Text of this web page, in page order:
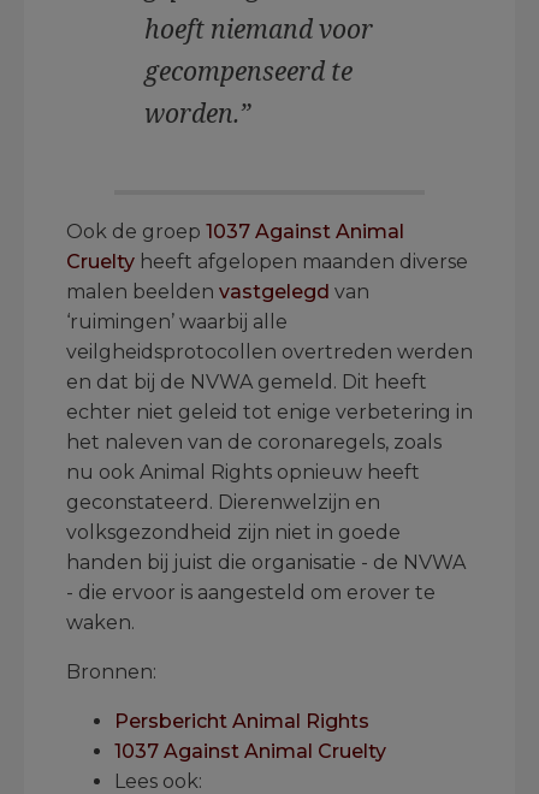
hoeft niemand voor
gecompenseerd te
worden.”
Ook de groep 1037 Against Animal
Cruelty heeft afgelopen maanden diverse
malen beelden vastgelegd van
‘ruimingen’ waarbij alle
veilgheidsprotocollen overtreden werden
en dat bij de NVWA gemeld. Dit heeft
echter niet geleid tot enige verbetering in
het naleven van de coronaregels, zoals
nu ook Animal Rights opnieuw heeft
geconstateerd. Dierenwelzijn en
volksgezondheid zijn niet in goede
handen bij juist die organisatie - de NVWA
- die ervoor is aangesteld om erover te
waken.
Bronnen:
Persbericht Animal Rights
1037 Against Animal Cruelty
Lees ook: